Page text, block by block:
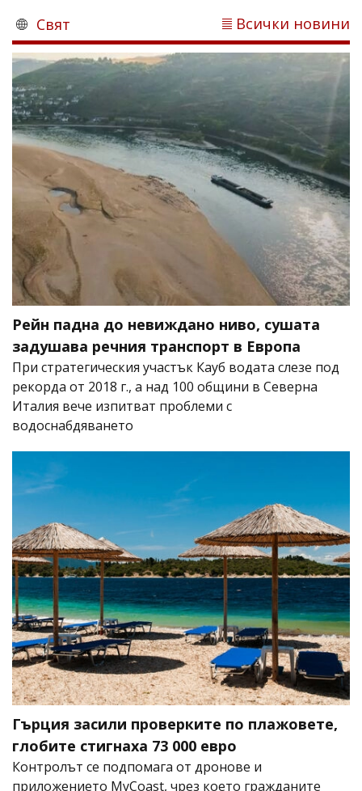
Свят Всички новини
Рейн падна до невиждано ниво, сушата
задушава речния транспорт в Европа
При стратегическия участък Кауб водата слезе под
рекорда от 2018 г., а над 100 общини в Северна
Италия вече изпитват проблеми с
водоснабдяването
Гърция засили проверките по плажовете,
глобите стигнаха 73 000 евро
Контролът се подпомага от дронове и
приложението MyCoast, чрез което гражданите